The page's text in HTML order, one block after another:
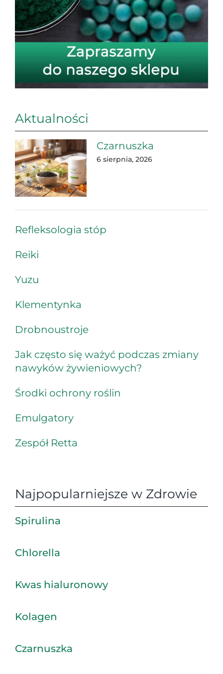
Aktualności
Czarnuszka
6 sierpnia, 2026
Refleksologia stóp
Reiki
Yuzu
Klementynka
Drobnoustroje
Jak często się ważyć podczas zmiany
nawyków żywieniowych?
Środki ochrony roślin
Emulgatory
Zespół Retta
Najpopularniejsze w Zdrowie
Spirulina
Chlorella
Kwas hialuronowy
Kolagen
Czarnuszka